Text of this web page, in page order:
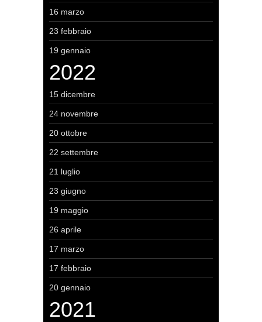
16 marzo
23 febbraio
19 gennaio
2022
15 dicembre
24 novembre
20 ottobre
22 settembre
21 luglio
23 giugno
19 maggio
26 aprile
17 marzo
17 febbraio
20 gennaio
2021